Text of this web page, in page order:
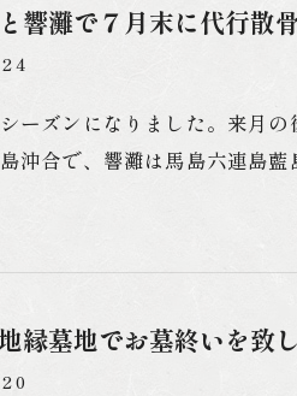
響灘で７月末に代行散
ーズンになりました。来月
沖合で、響灘は馬島六連島
縁墓地でお墓終いを致